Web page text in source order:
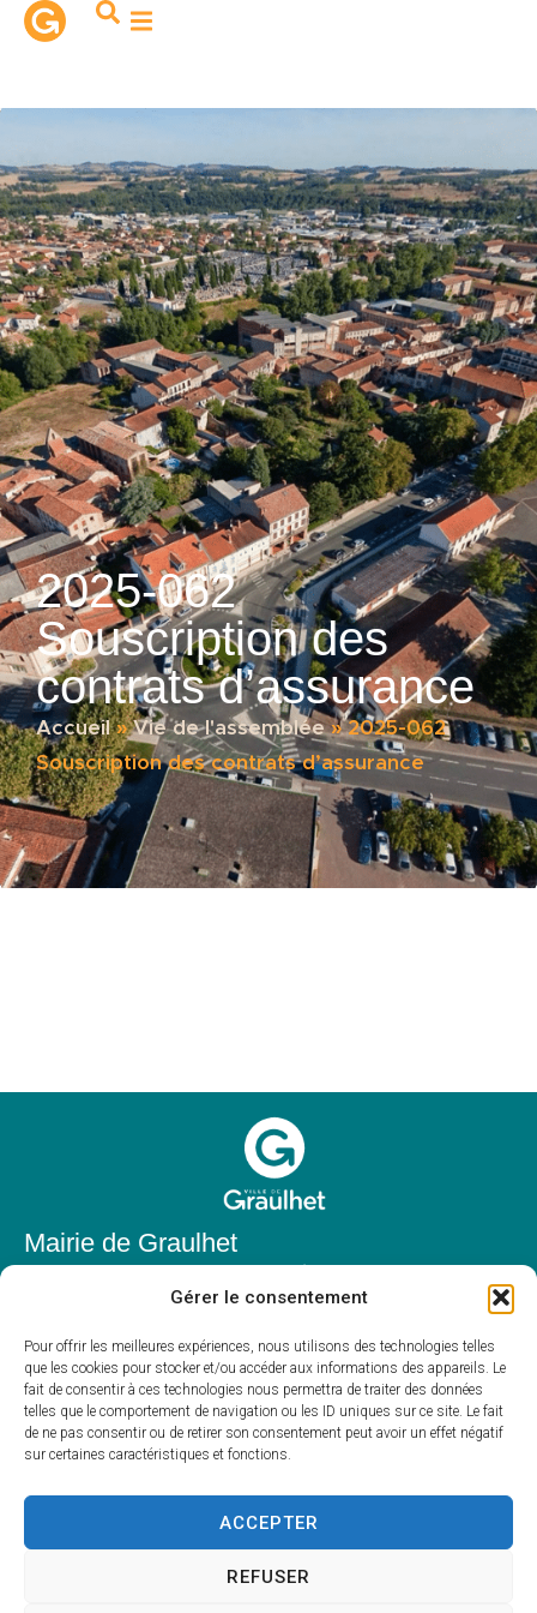
Gérer le consentement
Pour offrir les meilleures expériences, nous utilisons des technologies telles
que les cookies pour stocker et/ou accéder aux informations des appareils. Le
fait de consentir à ces technologies nous permettra de traiter des données
telles que le comportement de navigation ou les ID uniques sur ce site. Le fait
de ne pas consentir ou de retirer son consentement peut avoir un effet négatif
sur certaines caractéristiques et fonctions.
ACCEPTER
REFUSER
principal
2025-062
Souscription des
contrats d’assurance
Accueil»Vie de l'assemblée»2025-062
Souscription des contrats d’assurance
Mairie de Graulhet
81300 Graulhet
05 63 42 85 50
mairie@mairie-graulhet.fr
Horaires d'ouverture
Du lundi au vendredi :